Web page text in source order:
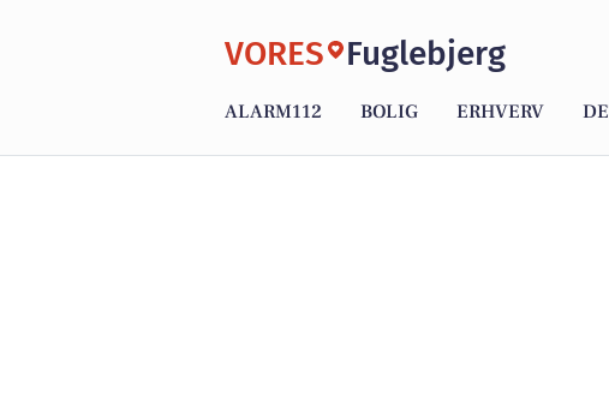
VORES Fuglebjerg
ALARM112 BOLIG ERHVERV